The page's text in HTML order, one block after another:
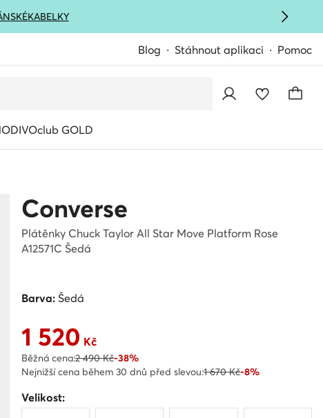
KABELKY
Blog Stáhnout aplikaci Pomoc
GOLD
Converse
Plátěnky Chuck Taylor All Star Move Platform Rose
A12571C Šedá
Barva:Šedá
Aktuální cena 1 520 Kč
1 520 Kč
Běžná cena:2 490 Kč-38%
Nejnižší cena během 30 dnů před slevou:1 670 Kč-8%
Velikost: